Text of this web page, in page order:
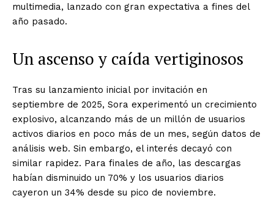
multimedia, lanzado con gran expectativa a fines del
año pasado.
Un ascenso y caída vertiginosos
Tras su lanzamiento inicial por invitación en
septiembre de 2025, Sora experimentó un crecimiento
explosivo, alcanzando más de un millón de usuarios
activos diarios en poco más de un mes, según datos de
análisis web. Sin embargo, el interés decayó con
similar rapidez. Para finales de año, las descargas
habían disminuido un 70% y los usuarios diarios
cayeron un 34% desde su pico de noviembre.